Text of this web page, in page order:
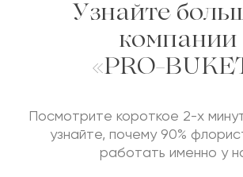
Узнайте
компании
«PRO-
Посмотрите короткое 2-х
узнайте, почему 90%
работать именно у